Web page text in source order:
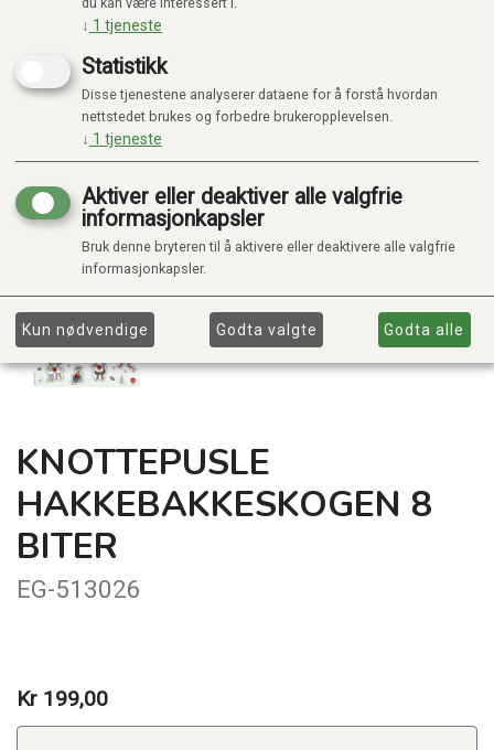
KNOTTEPUSLE
HAKKEBAKKESKOGEN 8
BITER
EG-513026
Kr 199,00
↓ 1 tjeneste
Statistikk
Disse tjenestene analyserer dataene for å forstå hvordan
nettstedet brukes og forbedre brukeropplevelsen.
↓ 1 tjeneste
Aktiver eller deaktiver alle valgfrie
informasjonkapsler
Bruk denne bryteren til å aktivere eller deaktivere alle valgfrie
informasjonkapsler.
Kun nødvendige Godta valgte Godta alle